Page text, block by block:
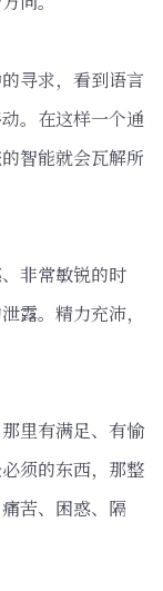
寻求，看到语言
。在这样一个通
智能就会瓦解所
非常敏锐的时
露。精力充沛，
里有满足、有愉
须的东西，那整
苦、困惑、隔